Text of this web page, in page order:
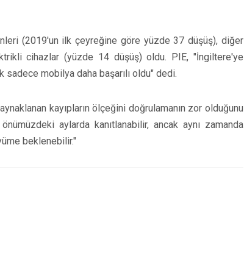
(2019'un ilk çeyreğine göre yüzde 37 düşüş), diğer
cihazlar (yüzde 14 düşüş) oldu. PIE, "İngiltere'ye
mobilya daha başarılı oldu" dedi.
kayıpların ölçeğini doğrulamanın zor olduğunu
aylarda kanıtlanabilir, ancak aynı zamanda
beklenebilir."